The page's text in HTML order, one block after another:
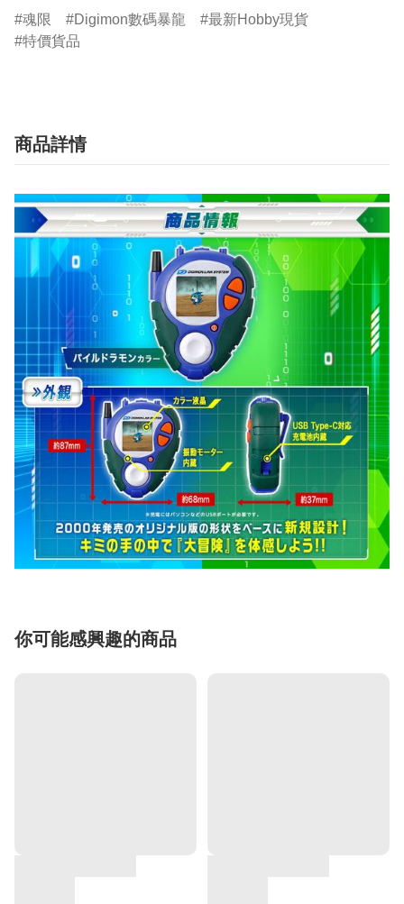
魂限 Digimon數碼暴龍
最新Hobby現貨
特價貨品
商品詳情
你可能感興趣的商品